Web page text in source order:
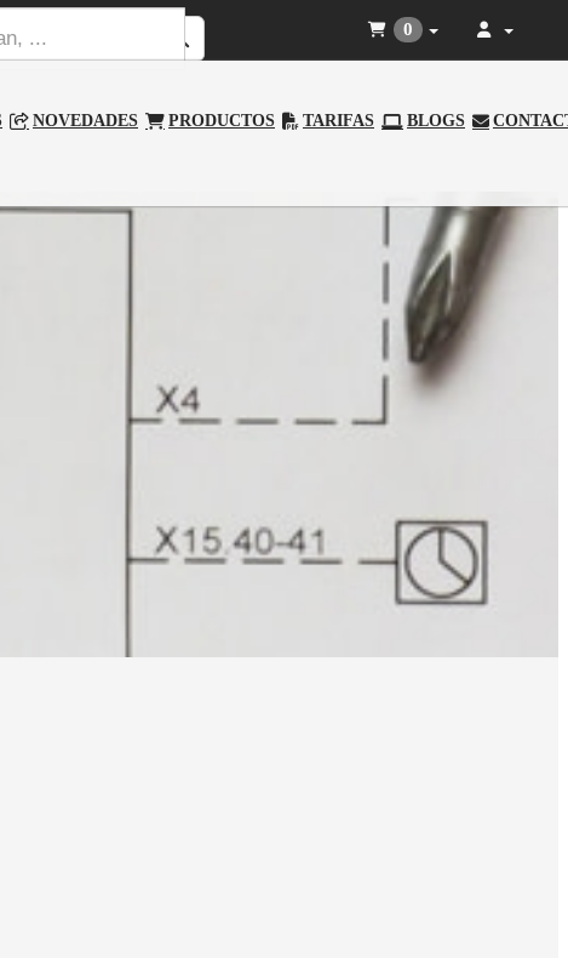
NOVEDADES PRODUCTOS TARIFAS BLOGS
0